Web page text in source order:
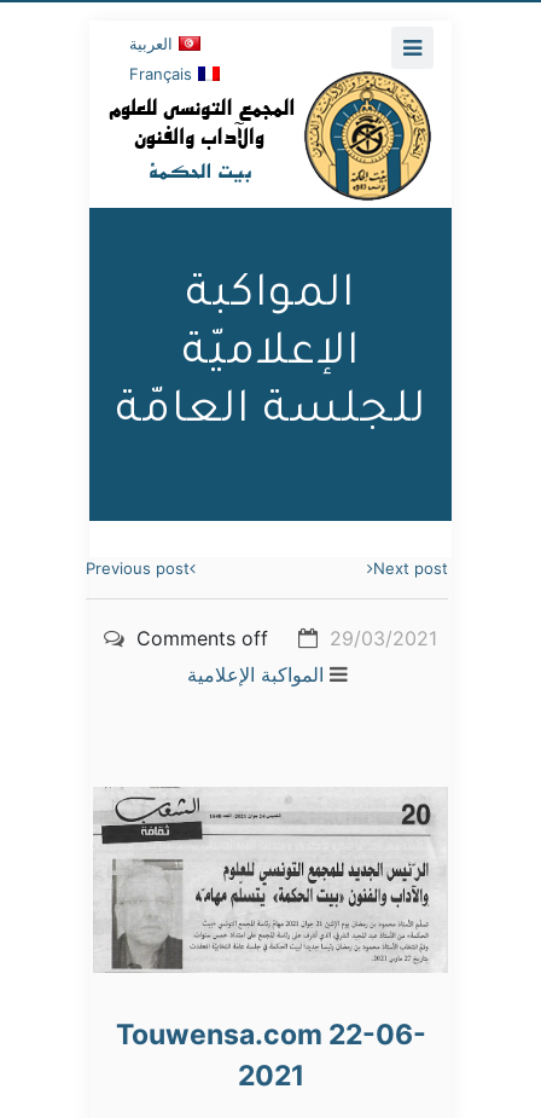
العربية
Français
المواكبة
الإعلاميّة
للجلسة العامّة
Previous post Next post
29/03/2021
Comments off
المواكبة الإعلامية
Touwensa.com 22-06-
2021